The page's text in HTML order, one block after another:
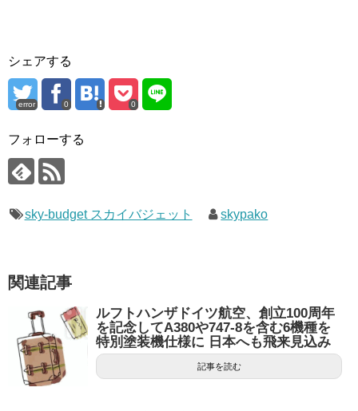
シェアする
error 0 0
フォローする
sky-budget スカイバジェット skypako
関連記事
ルフトハンザドイツ航空、創立100周年
を記念してA380や747-8を含む6機種を
特別塗装機仕様に 日本へも飛来見込み
記事を読む